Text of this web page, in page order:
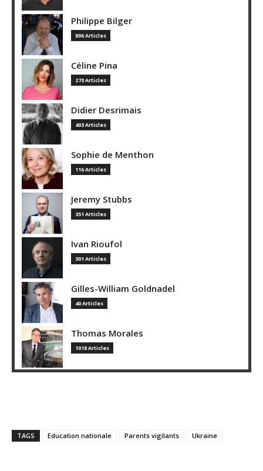
Philippe Bilger
806 Articles
Céline Pina
273 Articles
Didier Desrimais
403 Articles
Sophie de Menthon
116 Articles
Jeremy Stubbs
351 Articles
Ivan Rioufol
301 Articles
Gilles-William Goldnadel
40 Articles
Thomas Morales
1018 Articles
TAGS Education nationale Parents vigilants Ukraine